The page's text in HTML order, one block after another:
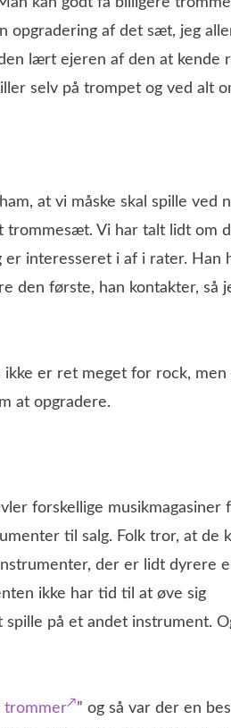
opgradering af det sæt, jeg
lært ejeren af den at kende
selv på trompet og ved alt
at vi måske skal spille ved
Vi har talt lidt om
interesseret i af i rater. Han
den første, han kontakter, så
ikke er ret meget for rock, men
at opgradere.
forskellige musikmagasiner
til salg. Folk tror, at de
der er lidt dyrere
ikke har tid til at øve sig
på et andet instrument.
trommer
” og så var der en